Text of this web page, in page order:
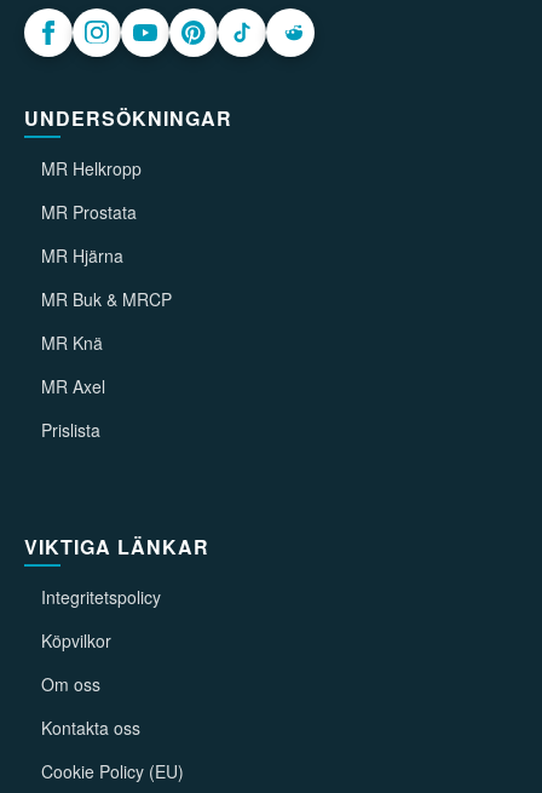
UNDERSÖKNINGAR
MR Helkropp
MR Prostata
MR Hjärna
MR Buk & MRCP
MR Knä
MR Axel
Prislista
VIKTIGA LÄNKAR
Integritetspolicy
Köpvilkor
Om oss
Kontakta oss
Cookie Policy (EU)